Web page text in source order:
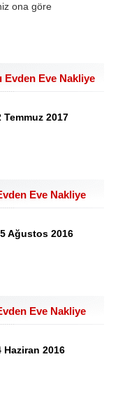
ona göre
Evden Eve Nakliye
2017
Eve Nakliye
Ağustos 2016
Eve Nakliye
Haziran 2016